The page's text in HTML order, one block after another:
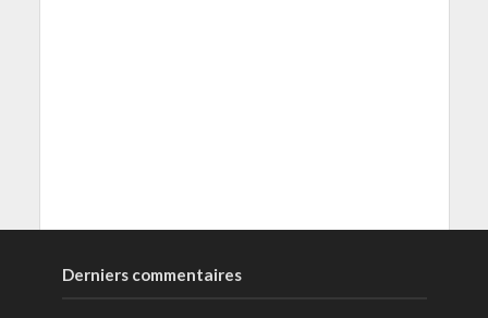
Derniers commentaires